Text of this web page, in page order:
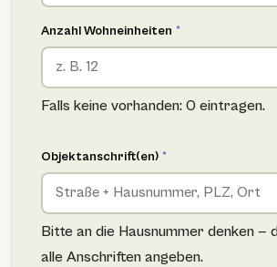
Anzahl Wohneinheiten *
Falls keine vorhanden: 0 eintragen.
Objektanschrift(en) *
Bitte an die Hausnummer denken
alle Anschriften angeben.